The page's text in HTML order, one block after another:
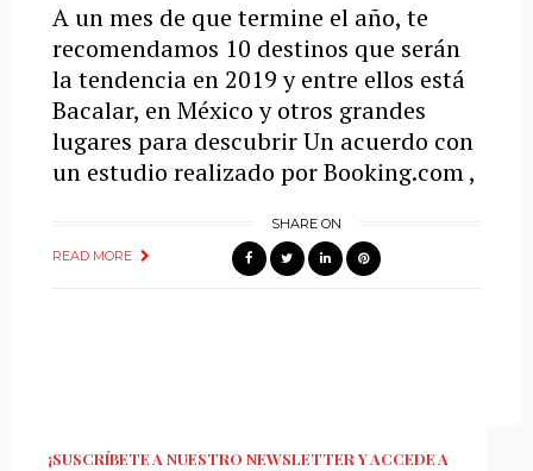
A un mes de que termine el año, te
recomendamos 10 destinos que serán
la tendencia en 2019 y entre ellos está
Bacalar, en México y otros grandes
lugares para descubrir Un acuerdo con
un estudio realizado por Booking.com ,
READ MORE
SHARE ON
¡SUSCRÍBETE A NUESTRO NEWSLETTER Y ACCEDE A